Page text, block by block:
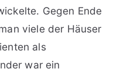
Gegen Ende
viele der Häuser
als
war ein